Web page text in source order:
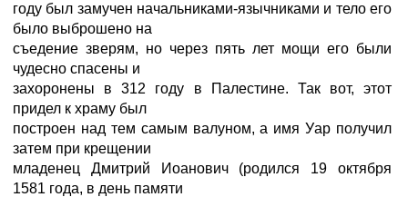
году был замучен начальниками-язычниками и тело его
было выброшено на
съедение зверям, но через пять лет мощи его были
чудесно спасены и
захоронены в 312 году в Палестине. Так вот, этот
придел к храму был
построен над тем самым валуном, а имя Уар получил
затем при крещении
младенец Дмитрий Иоанович (родился 19 октября
1581 года, в день памяти